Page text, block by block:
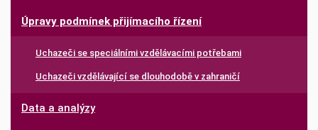
Úpravy podmínek přijímacího řízení
Uchazeči se speciálními vzdělávacími potřebami
Uchazeči vzdělávající se dlouhodobě v zahraničí
Data a analýzy